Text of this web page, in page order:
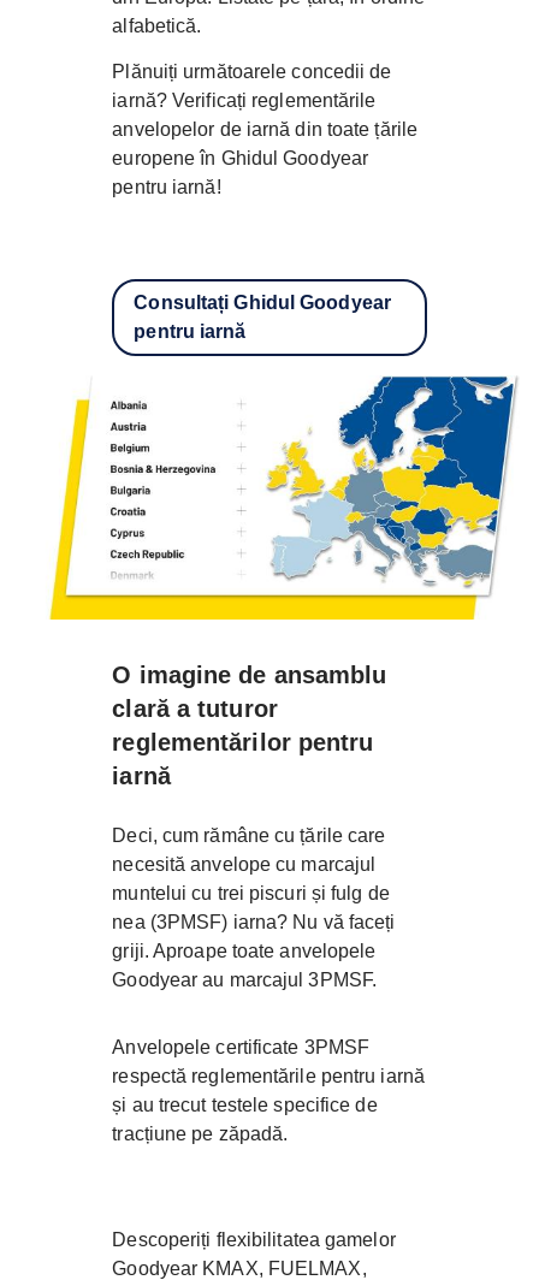
alfabetică.
Plănuiți următoarele concedii de
iarnă? Verificați reglementările
anvelopelor de iarnă din toate țările
europene în Ghidul Goodyear
pentru iarnă!
Consultați Ghidul Goodyear
pentru iarnă
O imagine de ansamblu
clară a tuturor
reglementărilor pentru
iarnă
Deci, cum rămâne cu țările care
necesită anvelope cu marcajul
muntelui cu trei piscuri și fulg de
nea (3PMSF) iarna? Nu vă faceți
griji. Aproape toate anvelopele
Goodyear au marcajul 3PMSF.
Anvelopele certificate 3PMSF
respectă reglementările pentru iarnă
și au trecut testele specifice de
tracțiune pe zăpadă.
Descoperiți flexibilitatea gamelor
Goodyear KMAX, FUELMAX,